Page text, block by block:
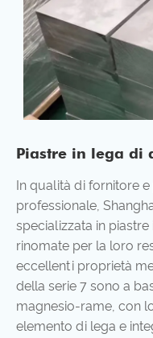
Piastre in lega di
In qualità di fornitore
professionale,
specializzata in
rinomate per la loro
eccellenti proprietà
della serie 7 sono a
magnesio-rame, con
elemento di lega e